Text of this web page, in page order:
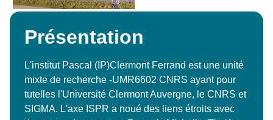
Présentation
L'institut Pascal (IP)Clermont Ferrand est une unité
mixte de recherche -UMR6602 CNRS ayant pour
tutelles l'Université Clermont Auvergne, le CNRS et
SIGMA. L'axe ISPR a noué des liens étroits avec